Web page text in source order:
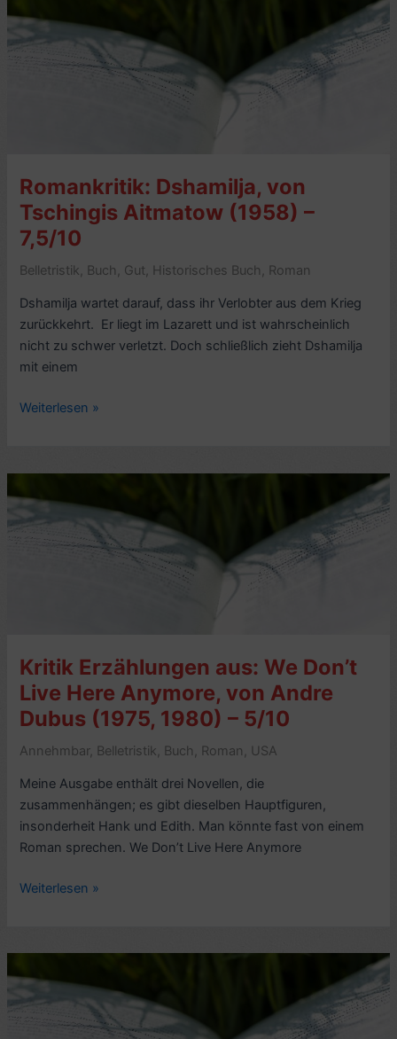
Last
5/10
Romankritik: Dshamilja, von
Tschingis Aitmatow (1958) –
7,5/10
Belletristik, Buch , Gut, Historisches Buch , Roman
Dshamilja wartet darauf, dass ihr Verlobter aus dem Krieg
zurückkehrt. Er liegt im Lazarett und ist wahrscheinlich
nicht zu schwer verletzt. Doch schließlich zieht Dshamilja
mit einem
Romankritik:
Tschingis
Weiterlesen »
Kritik Erzählungen aus: We Don’t
Live Here Anymore, von Andre
Dubus (1975, 1980) – 5/10
Annehmbar, Belletristik, Buch , Roman , USA
Meine Ausgabe enthält drei Novellen, die
zusammenhängen; es gibt dieselben Hauptfiguren,
insonderheit Hank und Edith. Man könnte fast von einem
Roman sprechen. We Don’t Live Here Anymore
Kritik
We
Weiterlesen »